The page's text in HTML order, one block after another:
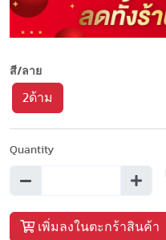
สี/ลาย
2ด้าม
Quantity
เพิ่มลงในตะกร้าสินค้า